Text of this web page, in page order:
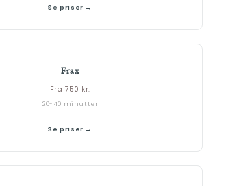
Se priser →
Frax
Fra 750 kr.
20-40 minutter
Se priser →